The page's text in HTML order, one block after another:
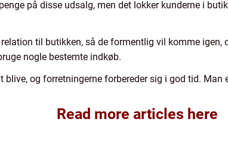
på disse udsalg, men det lokker kunderne i
til butikken, så de formentlig vil komme igen,
nogle bestemte indkøb.
og forretningerne forbereder sig i god tid. Man
Read more articles here